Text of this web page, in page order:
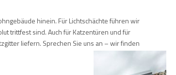
hinein. Für Lichtschächte führen wir
trittfest sind. Auch für Katzentüren und für
liefern. Sprechen Sie uns an – wir finden